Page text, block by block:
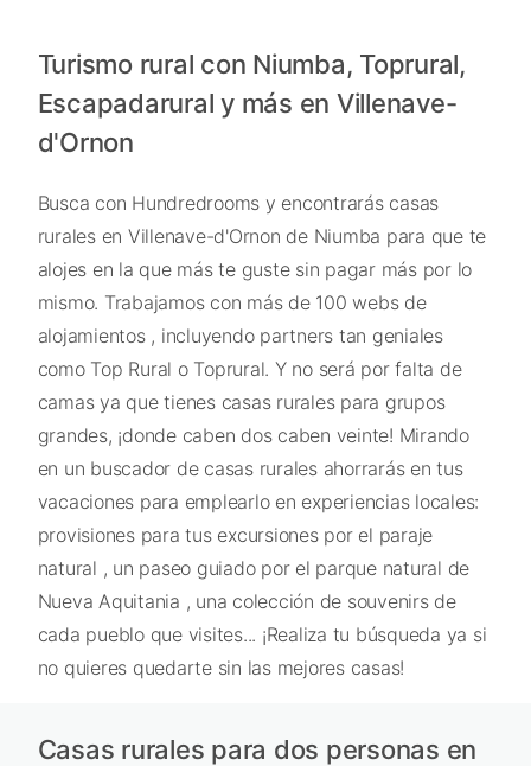
Turismo rural con Niumba, Toprural,
Escapadarural y más en Villenave-
d'Ornon
Busca con Hundredrooms y encontrarás casas
rurales en Villenave-d'Ornon de Niumba para que te
alojes en la que más te guste sin pagar más por lo
mismo. Trabajamos con más de 100 webs de
alojamientos , incluyendo partners tan geniales
como Top Rural o Toprural. Y no será por falta de
camas ya que tienes casas rurales para grupos
grandes, ¡donde caben dos caben veinte! Mirando
en un buscador de casas rurales ahorrarás en tus
vacaciones para emplearlo en experiencias locales:
provisiones para tus excursiones por el paraje
natural , un paseo guiado por el parque natural de
Nueva Aquitania , una colección de souvenirs de
cada pueblo que visites... ¡Realiza tu búsqueda ya si
no quieres quedarte sin las mejores casas!
Casas rurales para dos personas en